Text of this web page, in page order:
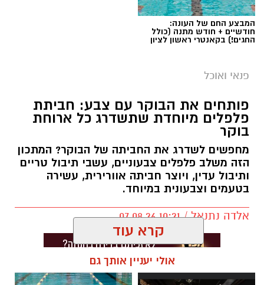
המבצע החם של העונה:
חודשיים + חודש מתנה (כולל
החגים!) בקאנטרי ראשון לציון
פנאי ואוכל
פותחים את הבוקר עם צבע: חביתת
פלפלים מיוחדת שתשדרג כל ארוחת
בוקר
מחפשים לשדרג את החביתה של הבוקר? המתכון
הזה משלב פלפלים צבעוניים, עשבי תיבול טריים
ותיבול עדין, ויוצר חביתה אוורירית, עשירה
בטעמים וצבעונית במיוחד.
אלדה נתנאל / 10:21 07.08.26
קרא עוד
אולי יעניין אותך גם